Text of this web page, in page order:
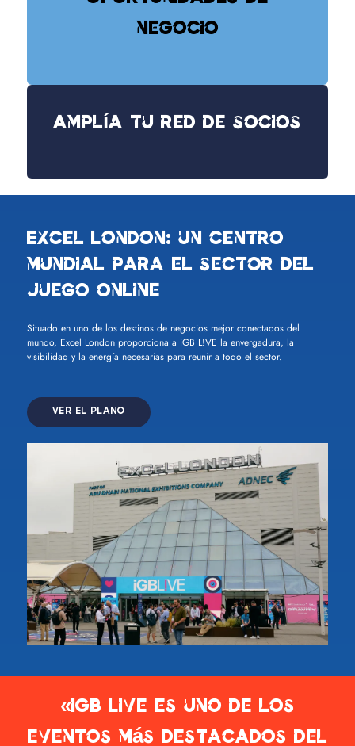
negocio
Amplía tu red de socios
Excel London: un centro
mundial para el sector del
juego online
Situado en uno de los destinos de negocios mejor conectados del
mundo, Excel London proporciona a iGB L!VE la envergadura, la
visibilidad y la energía necesarias para reunir a todo el sector.
VER EL PLANO
«iGB Live es uno de los
eventos más destacados del